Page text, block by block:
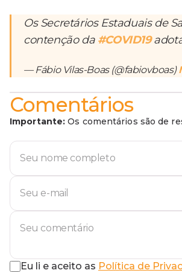
Os Secretários Estaduais de
contenção da #COVID19
— Fábio Vilas-Boas (@fabiovboas)
Comentários
Importante: Os comentários são de
Eu li e aceito as Política de